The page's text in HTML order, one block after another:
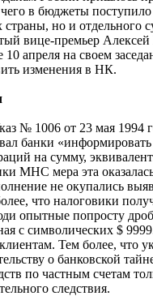
в бюджеты
страны, но и отдельного
вице-премьер
апреля на своем
изменения в НК.
№ 1006 от 23 мая 1994
банки «информировать
на сумму,
МНС мера эта
не окупались
что налоговики
опытные попросту
с символических $
Тем более, что
о банковской
по частным счетам
следствия.